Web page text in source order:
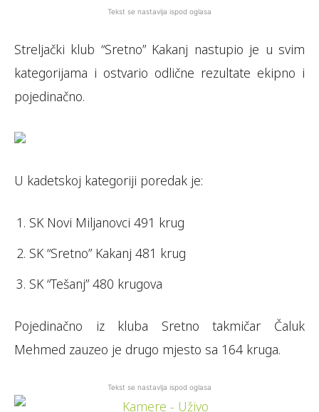
Tekst se nastavlja ispod oglasa
Streljački klub “Sretno” Kakanj nastupio je u svim
kategorijama i ostvario odlične rezultate ekipno i
pojedinačno.
U kadetskoj kategoriji poredak je:
SK Novi Miljanovci 491 krug
SK “Sretno” Kakanj 481 krug
SK “Tešanj” 480 krugova
Pojedinačno iz kluba Sretno takmičar Čaluk
Mehmed zauzeo je drugo mjesto sa 164 kruga.
Tekst se nastavlja ispod oglasa